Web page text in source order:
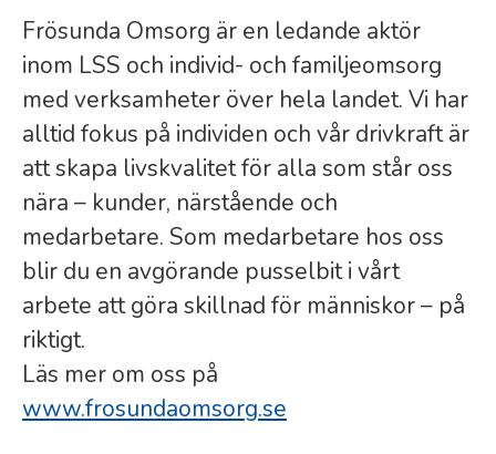
Frösunda Omsorg är en ledande aktör
inom LSS och individ- och familjeomsorg
med verksamheter över hela landet. Vi har
alltid fokus på individen och vår drivkraft är
att skapa livskvalitet för alla som står oss
nära – kunder, närstående och
medarbetare. Som medarbetare hos oss
blir du en avgörande pusselbit i vårt
arbete att göra skillnad för människor – på
riktigt.
Läs mer om oss på
www.frosundaomsorg.se